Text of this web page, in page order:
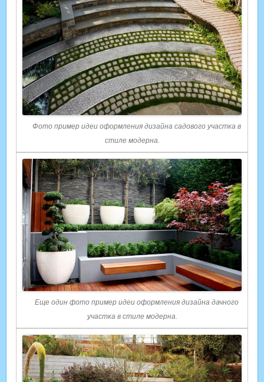
Фото пример идеи оформления дизайна садового участка в
стиле модерна.
Еще один фото пример идеи оформления дизайна дачного
участка в стиле модерна.